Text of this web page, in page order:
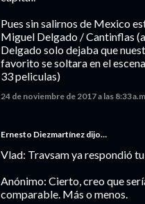
Pues sin salirnos de Mexico
Miguel Delgado / Cantinflas
Delgado solo dejaba que
favorito se soltara en el
33 peliculas)
24 de noviembre de 2017 a las 8:33
Ernesto Diezmartínez dijo…
Vlad: Travsam ya respondió
Anónimo: Cierto, creo que
comparable. Más o menos.